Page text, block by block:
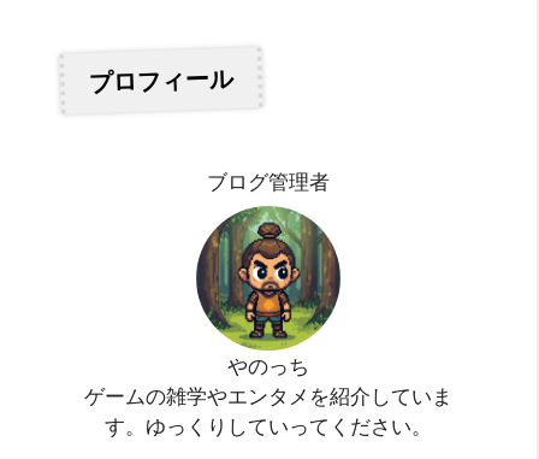
プロフィール
ブログ管理者
やのっち
ゲームの雑学やエンタメを紹介していま
す。ゆっくりしていってください。